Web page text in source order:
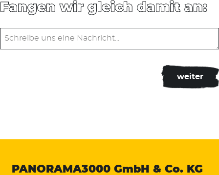
Fangen wir gleich damit an:
PANORAMA3000 GmbH & Co. KG